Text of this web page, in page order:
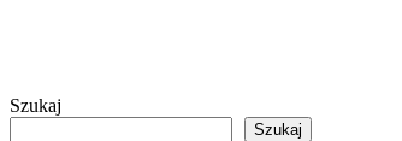
Szukaj
Szukaj